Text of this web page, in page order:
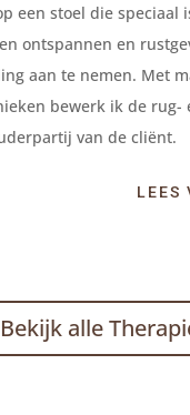
een stoel die speciaal
ontspannen en
aan te nemen. Met
bewerk ik de rug-
van de cliënt.
LEES
Bekijk alle